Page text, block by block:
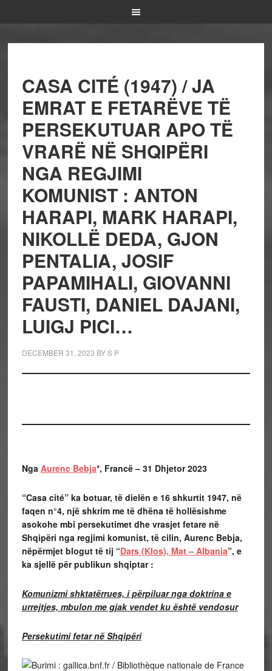
CASA CITÉ (1947) / JA
EMRAT E FETARËVE TË
PERSEKUTUAR APO TË
VRARË NË SHQIPËRI
NGA REGJIMI
KOMUNIST : ANTON
HARAPI, MARK HARAPI,
NIKOLLË DEDA, GJON
PENTALIA, JOSIF
PAPAMIHALI, GIOVANNI
FAUSTI, DANIEL DAJANI,
LUIGJ PICI…
DECEMBER 31, 2023 BYS P
Nga Aurenc Bebja*, Francë – 31 Dhjetor 2023
“Casa cité” ka botuar, të dielën e 16 shkurtit 1947, në
faqen n°4, një shkrim me të dhëna të hollësishme
asokohe mbi persekutimet dhe vrasjet fetare në
Shqipëri nga regjimi komunist, të cilin, Aurenc Bebja,
nëpërmjet blogut të tij “Dars (Klos), Mat – Albania”, e
ka sjellë për publikun shqiptar :
Komunizmi shktatërrues, i përpiluar nga doktrina e
urrejtjes, mbulon me gjak vendet ku është vendosur
Persekutimi fetar në Shqipëri